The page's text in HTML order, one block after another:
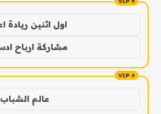
اول اثنين ريادة
مشاركة ارباح
عالم الشباب